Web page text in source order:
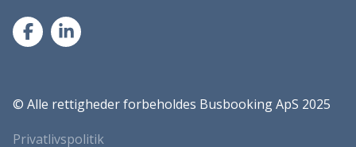
© Alle rettigheder forbeholdes Busbooking ApS 2025
Privatlivspolitik